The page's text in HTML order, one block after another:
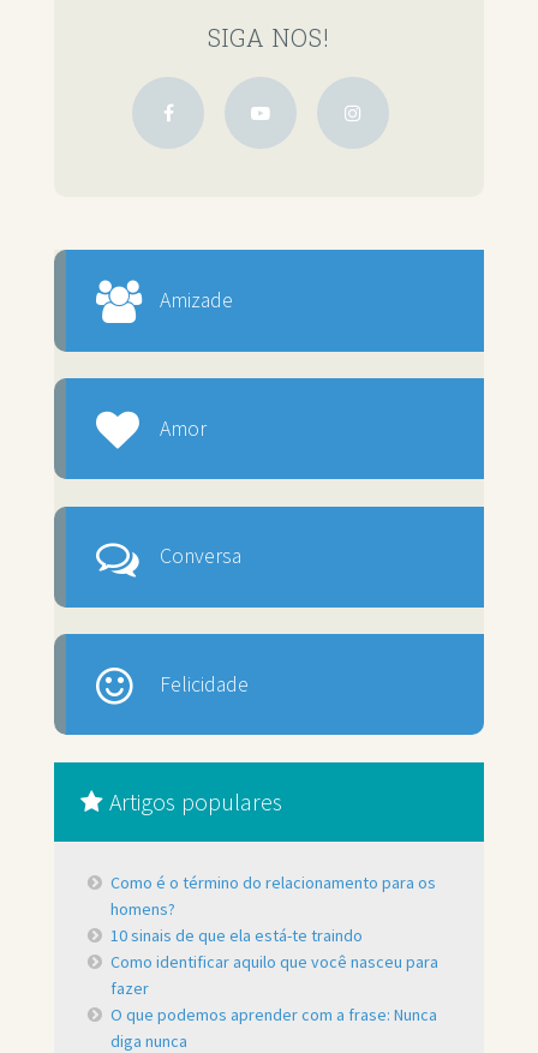
SIGA NOS!
Amizade
Amor
Conversa
Felicidade
Artigos populares
Como é o término do relacionamento para os
homens?
10 sinais de que ela está-te traindo
Como identificar aquilo que você nasceu para
fazer
O que podemos aprender com a frase: Nunca
diga nunca